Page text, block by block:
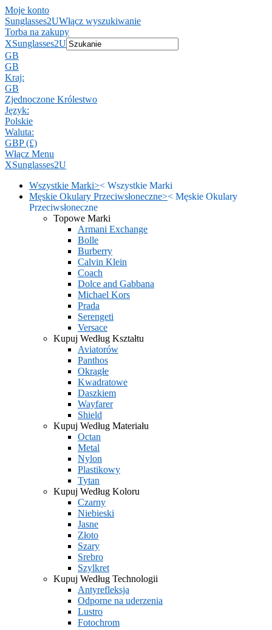
Moje konto
Sunglasses2UWłącz wyszukiwanie
Torba na zakupy
XSunglasses2U
GB
GB
Kraj:
GB
Zjednoczone Królestwo
Język:
Polskie
Waluta:
GBP (£)
Włącz Menu
XSunglasses2U
Wszystkie Marki>< Wszystkie Marki
Męskie Okulary Przeciwsłoneczne>< Męskie Okulary
Przeciwsłoneczne
Topowe Marki
Armani Exchange
Bolle
Burberry
Calvin Klein
Coach
Dolce and Gabbana
Michael Kors
Prada
Serengeti
Versace
Kupuj Według Kształtu
Aviatorów
Panthos
Okrągłe
Kwadratowe
Daszkiem
Wayfarer
Shield
Kupuj Według Materiału
Octan
Metal
Nylon
Plastikowy
Tytan
Kupuj Według Koloru
Czarny
Niebieski
Jasne
Złoto
Szary
Srebro
Szylkret
Kupuj Według Technologii
Antyrefleksja
Odporne na uderzenia
Lustro
Fotochrom